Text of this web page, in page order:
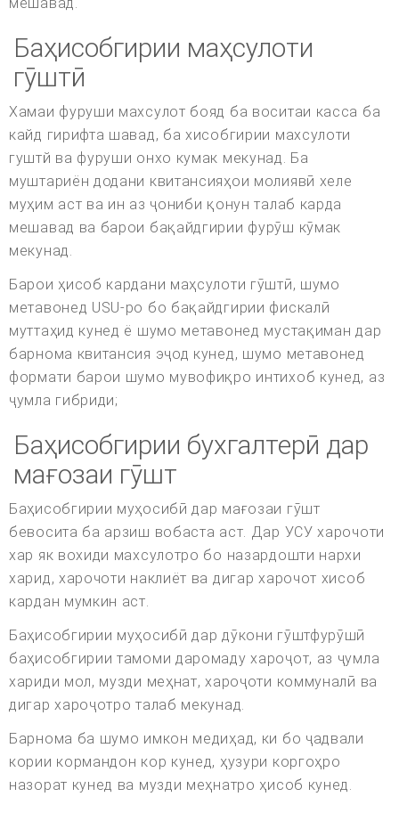
Баҳисобгирии маҳсулоти
гӯштӣ
Хамаи фуруши махсулот бояд ба воситаи касса ба
кайд гирифта шавад, ба хисобгирии махсулоти
гуштй ва фуруши онхо кумак мекунад. Ба
муштариён додани квитансияҳои молиявӣ хеле
муҳим аст ва ин аз ҷониби қонун талаб карда
мешавад ва барои бақайдгирии фурӯш кӯмак
мекунад.
Барои ҳисоб кардани маҳсулоти гӯштӣ, шумо
метавонед USU-ро бо бақайдгирии фискалӣ
муттаҳид кунед ё шумо метавонед мустақиман дар
барнома квитансия эҷод кунед, шумо метавонед
формати барои шумо мувофиқро интихоб кунед, аз
ҷумла гибриди;
Баҳисобгирии бухгалтерӣ дар
мағозаи гӯшт
Баҳисобгирии муҳосибӣ дар мағозаи гӯшт
бевосита ба арзиш вобаста аст. Дар УСУ харочоти
хар як вохиди махсулотро бо назардошти нархи
харид, харочоти наклиёт ва дигар харочот хисоб
кардан мумкин аст.
Баҳисобгирии муҳосибӣ дар дӯкони гӯштфурӯшӣ
баҳисобгирии тамоми даромаду хароҷот, аз ҷумла
хариди мол, музди меҳнат, хароҷоти коммуналӣ ва
дигар хароҷотро талаб мекунад.
Барнома ба шумо имкон медиҳад, ки бо ҷадвали
кории кормандон кор кунед, ҳузури коргоҳро
назорат кунед ва музди меҳнатро ҳисоб кунед.